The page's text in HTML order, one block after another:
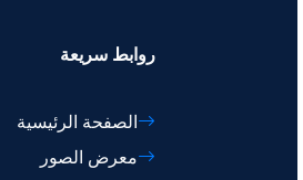
روابط سريعة
الصفحة الرئيسية
معرض الصور